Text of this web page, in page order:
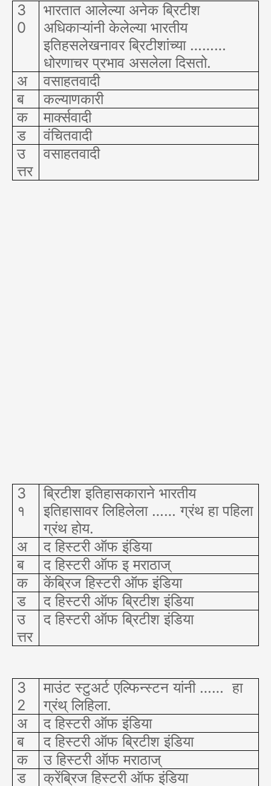
3
0
भारतात आलेल्या अनेक ब्रिटीश
अधिकाऱ्यांनी केलेल्या भारतीय
इतिहसलेखनावर ब्रिटीशांच्या ………
धोरणाचर प्रभाव असलेला दिसतो.
अ
वसाहतवादी
ब
कल्याणकारी
क
मार्क्सवादी
ड
वंचितवादी
उ
त्तर
वसाहतवादी
3
१
ब्रिटीश इतिहासकाराने भारतीय
इतिहासावर लिहिलेला …… ग्रंथ हा पहिला
ग्रंथ होय.
अ
द हिस्टरी ऑफ इंडिया
ब
द हिस्टरी ऑफ इ मराठाज्
क
केंब्रिज हिस्टरी ऑफ इंडिया
ड
द हिस्टरी ऑफ ब्रिटीश इंडिया
उ
त्तर
द हिस्टरी ऑफ ब्रिटीश इंडिया
3
2
माउंट स्टुअर्ट एल्फिन्स्टन यांनी …… हा
ग्रंथ् लिहिला.
अ
द हिस्टरी ऑफ इंडिया
ब
द हिस्टरी ऑफ ब्रिटीश इंडिया
क
उ हिस्टरी ऑफ मराठाज्
ड
क्रेंब्रिज हिस्टरी ऑफ इंडिया